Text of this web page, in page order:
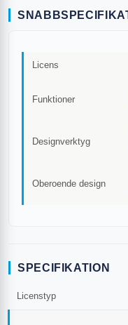
Licens
Funktioner
Designverktyg
Oberoende design
SPECIFIKATION
Licenstyp